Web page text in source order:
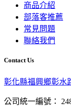
商品介紹
部落客推薦
常見問題
聯絡我們
Contact Us
彰化縣福興鄉彰水
公司統一編號：